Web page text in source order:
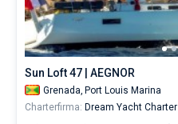
Sun Loft 47 | AEGNOR
Grenada, Port Louis Marina
Charterfirma: Dream Yacht Charter